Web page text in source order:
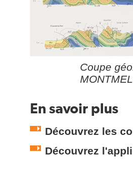
Coupe
En savoir plus
Découvrez les
Découvrez